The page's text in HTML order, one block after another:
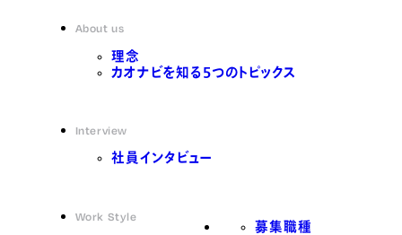
About us
理念
カオナビを知る5つのトピックス
Interview
社員インタビュー
Work Style
募集職種